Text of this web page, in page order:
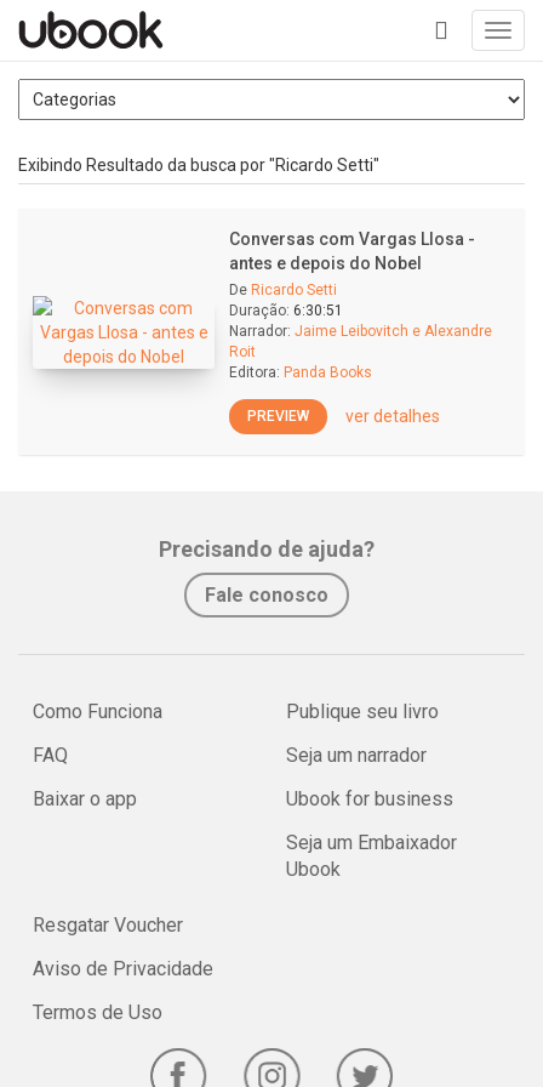
+
Exibindo Resultado da busca por "Ricardo Setti"
Conversas com Vargas Llosa -
antes e depois do Nobel
De Ricardo Setti
Duração: 6:30:51
Narrador: Jaime Leibovitch e Alexandre
Roit
Editora: Panda Books
PREVIEW ver detalhes
Precisando de ajuda?
Fale conosco
Como Funciona
FAQ
Baixar o app
Publique seu livro
Seja um narrador
Ubook for business
Seja um Embaixador
Ubook
Resgatar Voucher
Aviso de Privacidade
Termos de Uso